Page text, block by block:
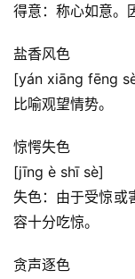
得意：称心如意。
盐香风色
[yán xiāng fēng
比喻观望情势。
惊愕失色
[jīng è shī sè]
失色：由于受惊或
容十分吃惊。
贪声逐色